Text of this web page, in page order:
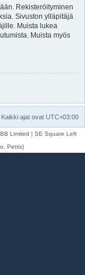
Rekisteröityminen
Sivuston ylläpitäjä
Muista lukea
Muista myös
Kaikki ajat ovat UTC+03:00
Limited | SE Square Left
Pettis)